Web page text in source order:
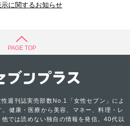
に関するお知らせ
PAGE TOP
性週刊誌実売部数No.1「女性セブン」によ
健康・医療から美容、マネー、料理・レ
では読めない独自の情報を発信。40代以